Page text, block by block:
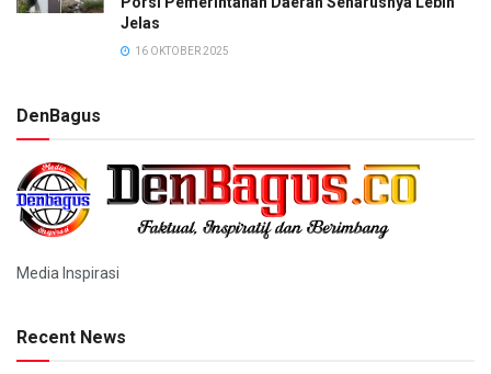
Jelas
16 OKTOBER 2025
DenBagus
Media Inspirasi
Recent News